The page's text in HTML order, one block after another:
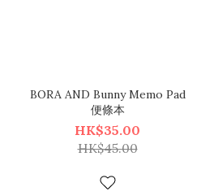
BORA AND Bunny Memo Pad
便條本
HK$35.00
HK$45.00